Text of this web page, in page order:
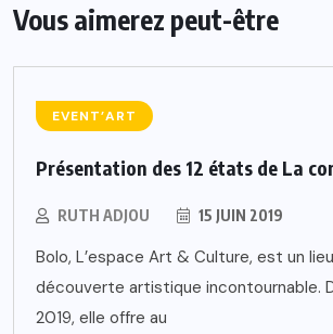
Vous aimerez peut-être
EVENT’ART
Présentation des 12 états de La
RUTH ADJOU 15 JUIN 2019
Bolo, L’espace Art & Culture, est un
découverte artistique incontournable.
2019, elle offre au